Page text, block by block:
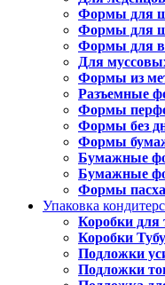
Формы для
Формы для
Формы для
Для
Формы из
Разъемные
Формы
Формы без
Формы
Бумажные
Бумажные
Формы
Упаковка
Коробки для
Коробки
Подложки
Подложки